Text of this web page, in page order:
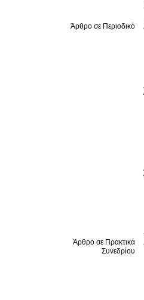
Άρθρο σε Περιοδικό
Άρθρο σε Πρακτικά
Συνεδρίου